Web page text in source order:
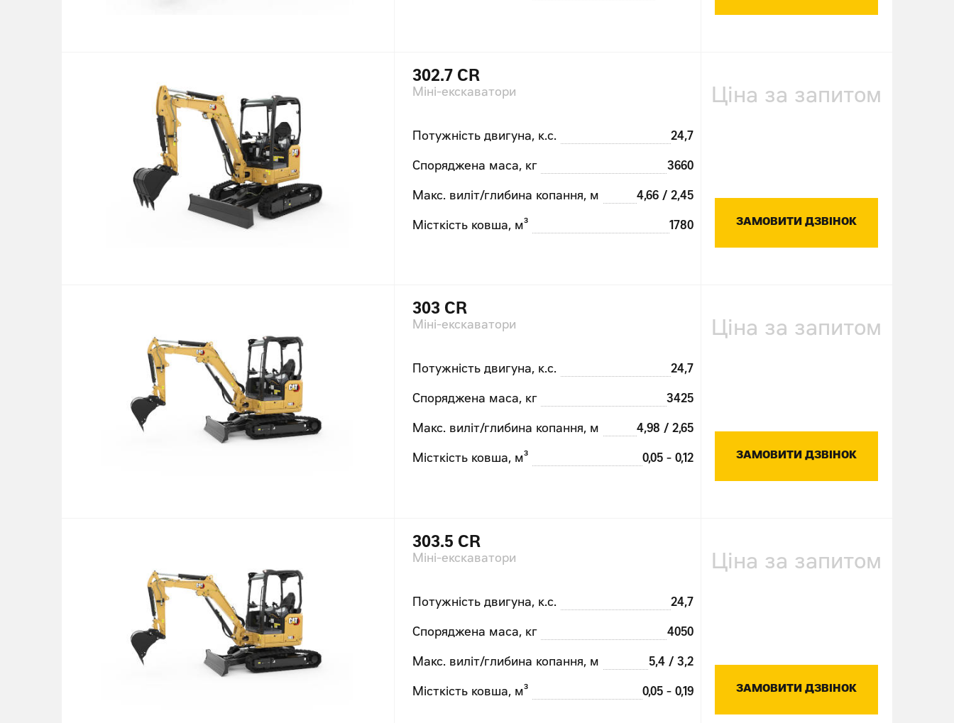
302.7 CR
Міні-екскаватори
Потужність двигуна, к.с. 24,7
Споряджена маса, кг 3660
Макс. виліт/глибина копання, м 4,66 / 2,45
Місткість ковша, м³ 1780
Ціна за запитом
ЗАМОВИТИ ДЗВІНОК
303 CR
Міні-екскаватори
Потужність двигуна, к.с. 24,7
Споряджена маса, кг 3425
Макс. виліт/глибина копання, м 4,98 / 2,65
Місткість ковша, м³ 0,05 - 0,12
Ціна за запитом
ЗАМОВИТИ ДЗВІНОК
303.5 CR
Міні-екскаватори
Потужність двигуна, к.с. 24,7
Споряджена маса, кг 4050
Макс. виліт/глибина копання, м 5,4 / 3,2
Місткість ковша, м³ 0,05 - 0,19
Ціна за запитом
ЗАМОВИТИ ДЗВІНОК